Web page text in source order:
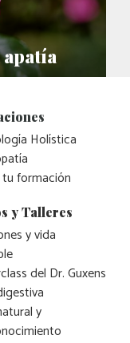
Holística
formación
y Talleres
y vida
del Dr. Guxens
y